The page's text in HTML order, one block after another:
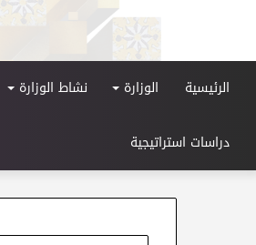
الرئيسية الوزارة نشاط الوزارة
دراسات استراتيجية